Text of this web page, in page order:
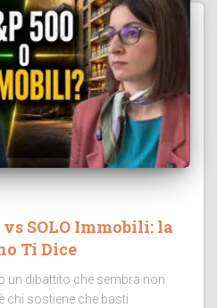
vs SOLO Immobili: la
Ti Dice
un dibattito che sembra non
chi sostiene che basti